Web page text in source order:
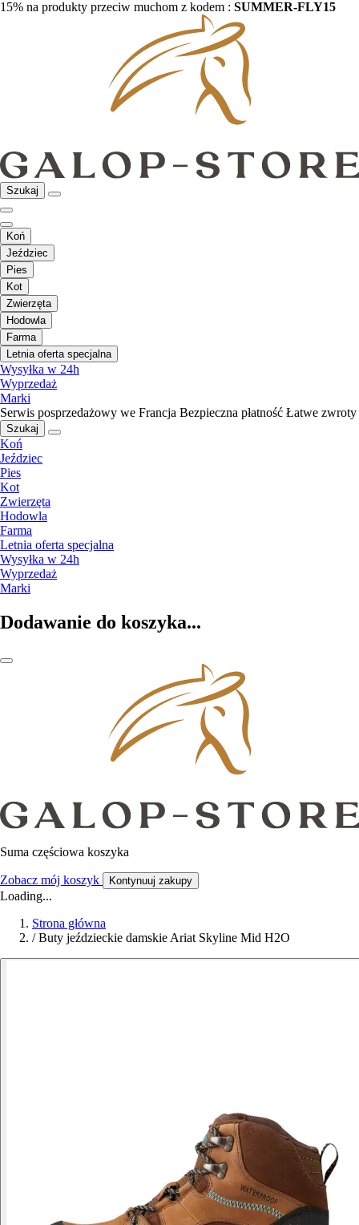
15% na produkty przeciw muchom z kodem : SUMMER-FLY15
Szukaj
Koń
Jeździec
Pies
Kot
Zwierzęta
Hodowla
Farma
Letnia oferta specjalna
Wysyłka w 24h
Wyprzedaż
Marki
Serwis posprzedażowy we Francja Bezpieczna płatność Łatwe zwroty
Szukaj
Koń
Jeździec
Pies
Kot
Zwierzęta
Hodowla
Farma
Letnia oferta specjalna
Wysyłka w 24h
Wyprzedaż
Marki
Dodawanie do koszyka...
Suma częściowa koszyka
Zobacz mój koszyk Kontynuuj zakupy
Loading...
Strona główna
/ Buty jeździeckie damskie Ariat Skyline Mid H2O